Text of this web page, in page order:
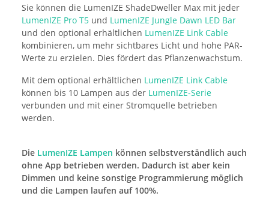
Sie können die LumenIZE ShadeDweller Max mit jeder
LumenIZE Pro T5 und LumenIZE Jungle Dawn LED Bar
und den optional erhältlichen LumenIZE Link Cable
kombinieren, um mehr sichtbares Licht und hohe PAR-
Werte zu erzielen. Dies fördert das Pflanzenwachstum.
Mit dem optional erhältlichen LumenIZE Link Cable
können bis 10 Lampen aus der LumenIZE-Serie
verbunden und mit einer Stromquelle betrieben
werden.
Die LumenIZE Lampen können selbstverständlich auch
ohne App betrieben werden. Dadurch ist aber kein
Dimmen und keine sonstige Programmierung möglich
und die Lampen laufen auf 100%.